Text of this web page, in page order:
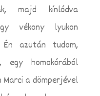
majd kínlódva
vékony lyukon
Én azután tudom,
homokórából
a dömperjével